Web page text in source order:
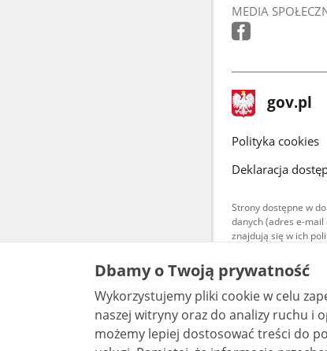
MEDIA
stopka
gov.pl Strona
gov.pl
gov.pl
Polityka cookies
Deklaracja
Strony dostępne w
danych (adres e-mail
znajdują się w ich
Treści
są
bez
Dbamy o Twoją prywatność
Wykorzystujemy pliki cookie w celu
naszej witryny oraz do analizy ruchu i
możemy lepiej dostosować treści do